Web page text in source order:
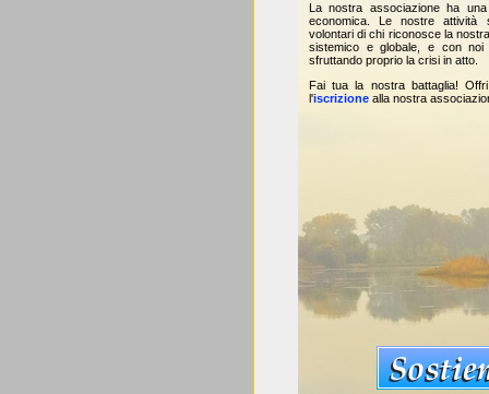
La nostra associazione ha
economica. Le nostre attività
volontari di chi riconosce la
sistemico e globale, e con
sfruttando proprio la crisi in atto.
Fai tua la nostra battaglia!
l'iscrizione alla nostra